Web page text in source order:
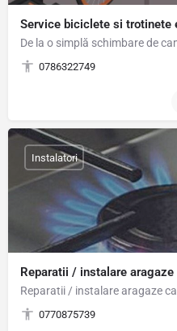
Service biciclete si trotinete
0786322749
Reparatii / instalare
0770875739
Instalatori